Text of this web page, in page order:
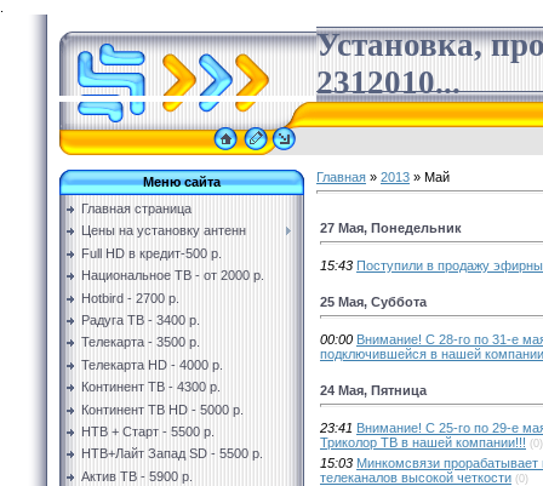
Установка,
2312010...
Меню сайта
Главная страница
Цены на установку антенн
Full HD в кредит-500 р.
Национальное ТВ - от 2000 р.
Hotbird - 2700 р.
Радуга ТВ - 3400 р.
Телекарта - 3500 р.
Телекарта HD - 4000 р.
Континент ТВ - 4300 р.
Континент ТВ HD - 5000 р.
НТВ + Старт - 5500 р.
НТВ+Лайт Запад SD - 5500 р.
Актив ТВ - 5900 р.
Главная » 2013 » Май
27 Мая, Понедельник
15:43 Поступили в продажу
25 Мая, Суббота
00:00 Внимание! С 28-го по 31-е
подключившейся в нашей
24 Мая, Пятница
23:41 Внимание! С 25-го по 29-е
Триколор ТВ в нашей компании!!! (0)
15:03 Минкомсвязи
телеканалов высокой четкости (0)